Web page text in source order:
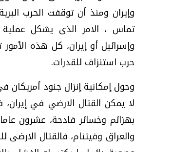
تماس ، الامر الذى يشكل عملية
وإسرائيل أو إيران، كل هذه
حرب استنزاف للقدرات.
وحول إمكانية إنزال جنود أمريكان
لا يمكن القتال الارضي في
بهزائم وخسائر فادحة، عشرون
والعراق وفيتنام، فالقتال